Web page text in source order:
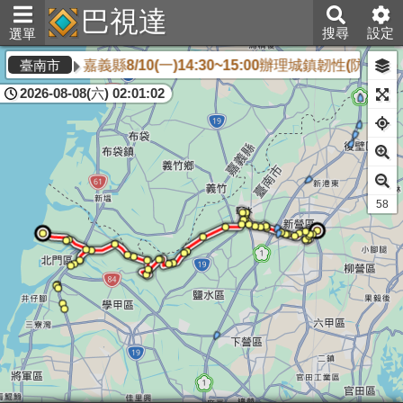
選單 巴視達 搜尋 設定
臺南市 嘉義縣8/10(一)14:30~15:00辦理城鎮韌性(防空)演
2026-08-08(六) 02:01:02
56